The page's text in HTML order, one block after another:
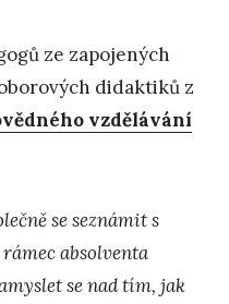
ze zapojených
didaktiků z
vzdělávání
se seznámit s
absolventa
se nad tím, jak